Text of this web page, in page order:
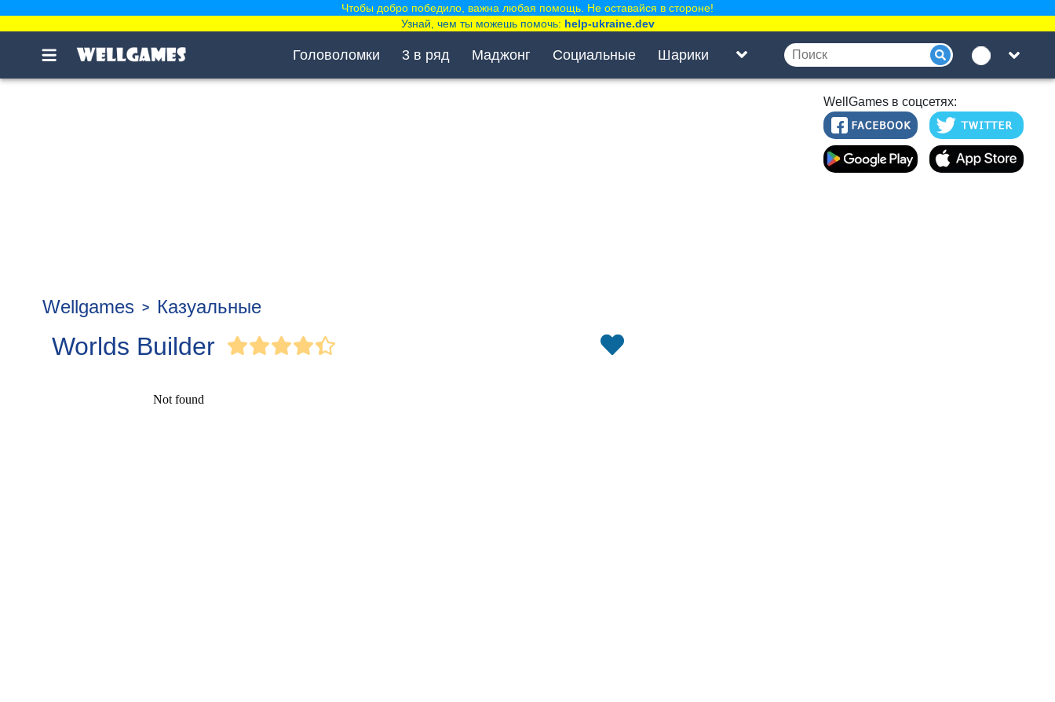
Головоломки 3 в ряд Маджонг Социальные Шарики
WellGames в соцсетях:
Wellgames Казуальные
Worlds Builder
Чтобы добро победило, важна любая помощь. Не оставайся в стороне!
Узнай, чем ты можешь помочь: help-ukraine.dev